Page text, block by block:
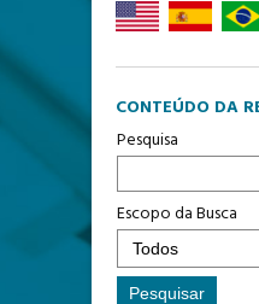
CONTEÚDO DA
Pesquisa
Escopo da Busca